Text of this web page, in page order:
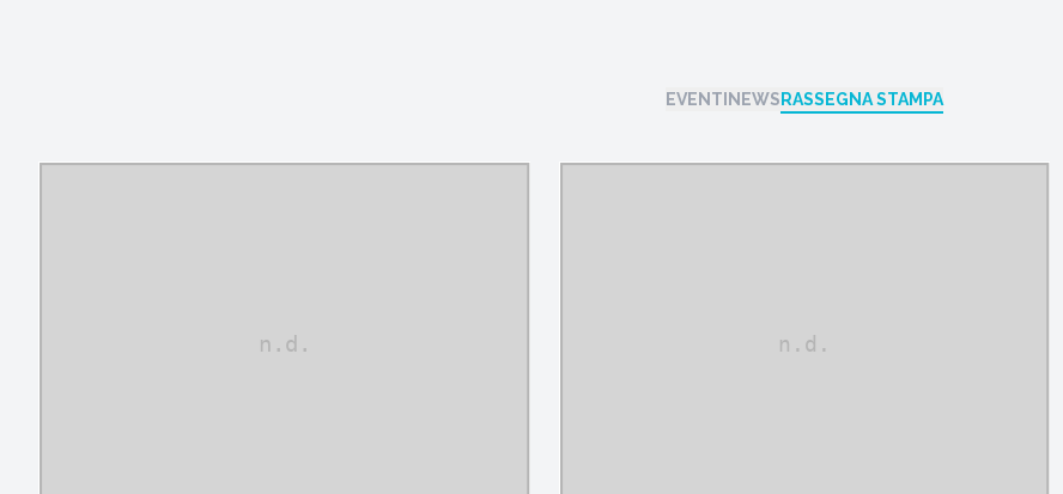
EVENTI NEWS RASSEGNA STAMPA